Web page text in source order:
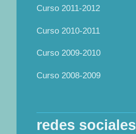
Curso 2011-2012
Curso 2010-2011
Curso 2009-2010
Curso 2008-2009
redes sociales